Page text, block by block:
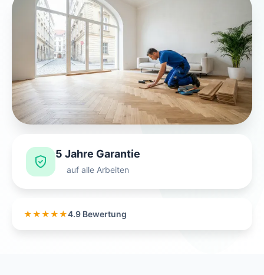
5 Jahre Garantie
auf alle Arbeiten
★★★★★4.9 Bewertung